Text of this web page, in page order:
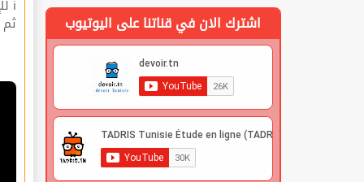
ℹ للإشتراك قوم بعملية التسجيل🔐 في الموقع |
اشترك الان في قناتنا على اليوتيوب